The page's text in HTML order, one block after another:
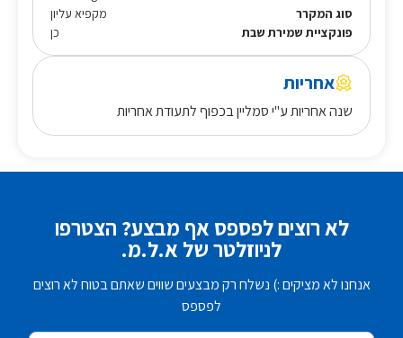
סוג המקרר
מקפיא עליון
פונקציית שמירת שבת
כן
אחריות
שנה אחריות ע"י סמליין בכפוף לתעודת אחריות
לא רוצים לפספס אף מבצע? הצטרפו
לניוזלטר של א.ל.מ.
אנחנו לא מציקים :) נשלח רק מבצעים שווים שאתם בטוח לא רוצים
לפספס